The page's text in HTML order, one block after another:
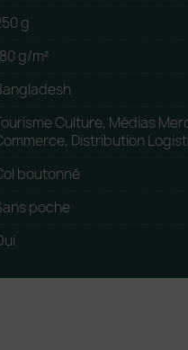
g
g/m²
Culture, Médias
Distribution
boutonné
poche